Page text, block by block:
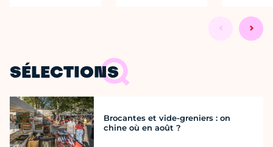
SÉLECTIONS
Brocantes et vide-greniers : on
chine où en août ?